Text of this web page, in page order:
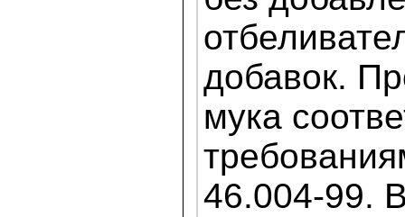
добавок.
мука
46.004-99.